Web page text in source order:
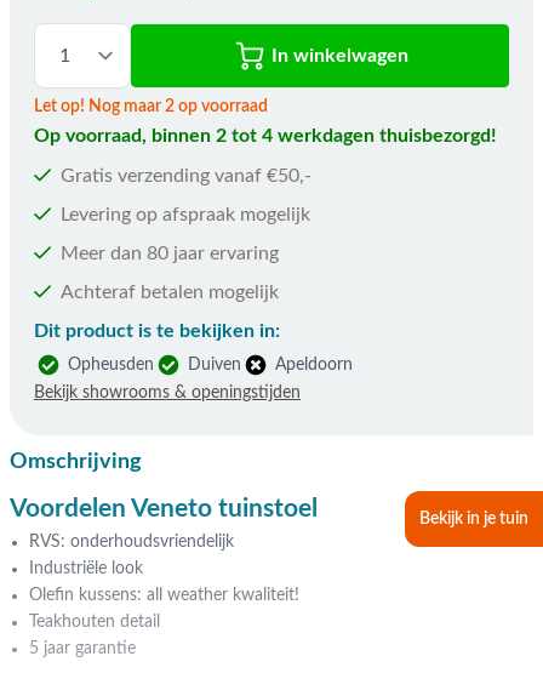
Bekijk in je tuin
In winkelwagen
Let op! Nog maar 2 op voorraad
Op voorraad, binnen 2 tot 4 werkdagen thuisbezorgd!
Gratis verzending vanaf €50,-
Levering op afspraak mogelijk
Meer dan 80 jaar ervaring
Achteraf betalen mogelijk
Dit product is te bekijken in:
Opheusden Duiven
Apeldoorn
Bekijk showrooms & openingstijden
Omschrijving
Voordelen Veneto tuinstoel
RVS: onderhoudsvriendelijk
Industriële look
Olefin kussens: all weather kwaliteit!
Teakhouten detail
5 jaar garantie